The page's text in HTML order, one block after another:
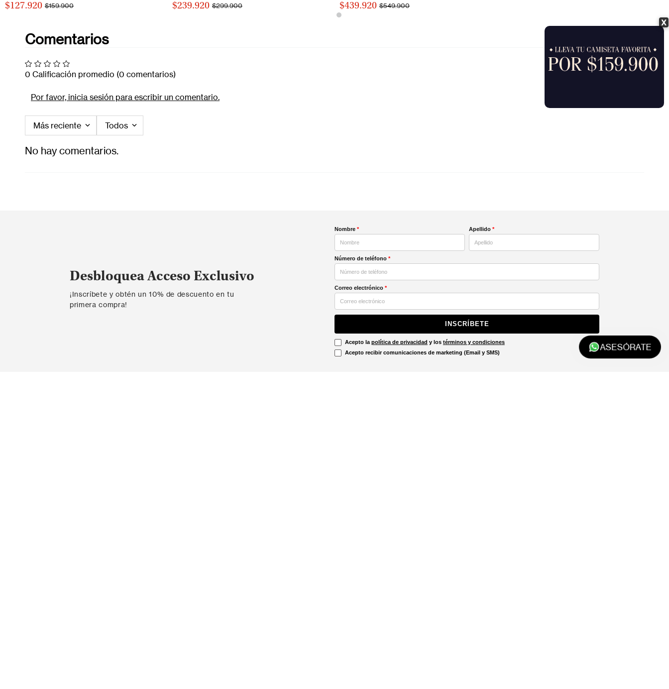
X
ASESÓRATE
$127.920 $159.900 $239.920 $299.900 $439.920 $549.900
Comentarios
0 Calificación promedio (0 comentarios)
Por favor, inicia sesión para escribir un comentario.
Más reciente Todos
No hay comentarios.
Desbloquea Acceso Exclusivo
¡Inscríbete y obtén un 10% de descuento en tu
primera compra!
Nombre * Apellido *
Número de teléfono *
Correo electrónico *
INSCRÍBETE
Acepto la política de privacidad y los términos y condiciones
Acepto recibir comunicaciones de marketing (Email y SMS)